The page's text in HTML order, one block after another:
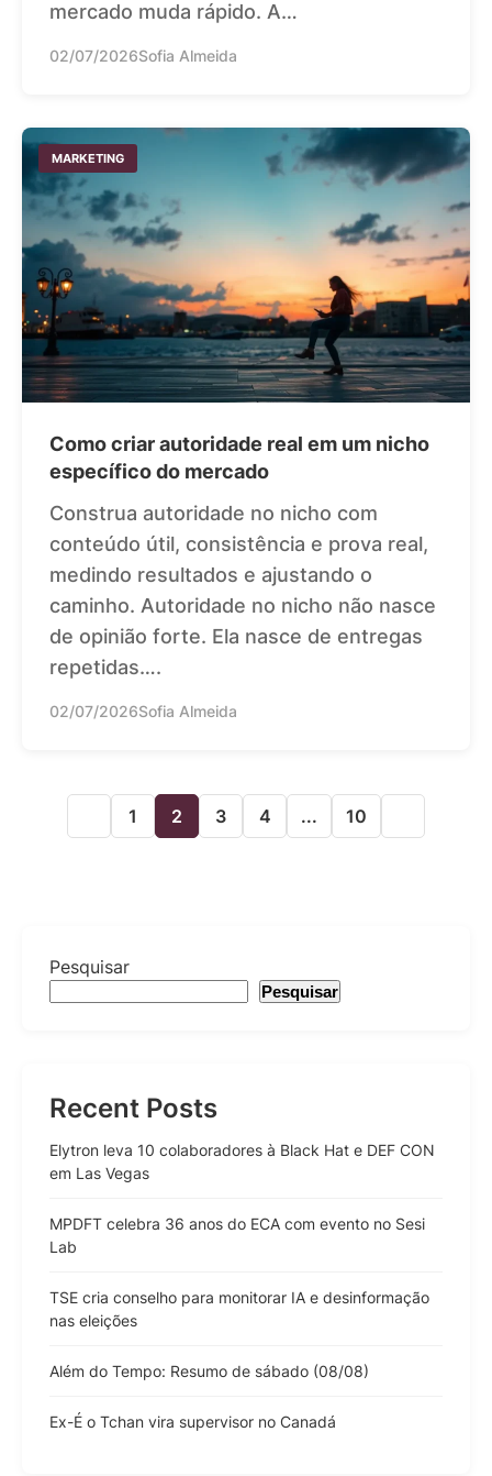
mercado muda rápido. A…
02/07/2026Sofia Almeida
MARKETING
Como criar autoridade real em um nicho
específico do mercado
Construa autoridade no nicho com
conteúdo útil, consistência e prova real,
medindo resultados e ajustando o
caminho. Autoridade no nicho não nasce
de opinião forte. Ela nasce de entregas
repetidas….
02/07/2026Sofia Almeida
1 2 3 4 ... 10
Pesquisar
Pesquisar
Recent Posts
Elytron leva 10 colaboradores à Black Hat e DEF CON
em Las Vegas
MPDFT celebra 36 anos do ECA com evento no Sesi
Lab
TSE cria conselho para monitorar IA e desinformação
nas eleições
Além do Tempo: Resumo de sábado (08/08)
Ex-É o Tchan vira supervisor no Canadá